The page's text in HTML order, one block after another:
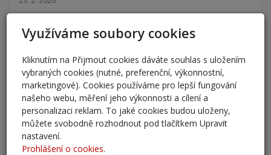
Zápis 2026
14. 1. 2026
Nový školní rok - informace
31. 8. 2025
Pěšky do školy
29. 8. 2025
Využíváme soubory cookies
Kliknutím na Přijmout cookies dáváte souhlas s uložením
vybraných cookies (nutné, preferenční, výkonnostní,
marketingové). Cookies používáme pro lepší fungování
našeho webu, měření jeho výkonnosti a cílení a
personalizaci reklam. To jaké cookies budou uloženy,
můžete svobodně rozhodnout pod tlačítkem Upravit
nastavení.
Prohlášení o cookies.